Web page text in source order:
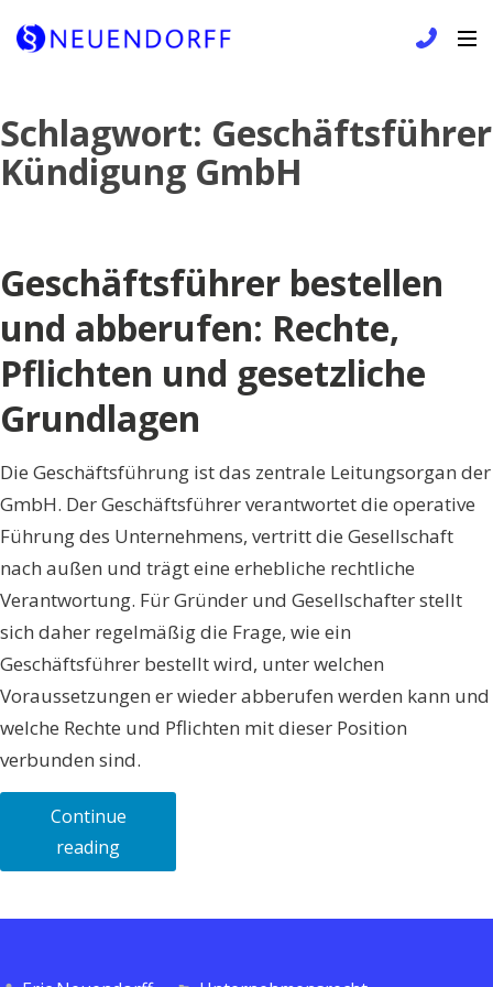
to
content
Schlagwort: Geschäftsführer
Kündigung GmbH
Geschäftsführer bestellen
und abberufen: Rechte,
Pflichten und gesetzliche
Grundlagen
Die Geschäftsführung ist das zentrale Leitungsorgan der
GmbH. Der Geschäftsführer verantwortet die operative
Führung des Unternehmens, vertritt die Gesellschaft
nach außen und trägt eine erhebliche rechtliche
Verantwortung. Für Gründer und Gesellschafter stellt
sich daher regelmäßig die Frage, wie ein
Geschäftsführer bestellt wird, unter welchen
Voraussetzungen er wieder abberufen werden kann und
welche Rechte und Pflichten mit dieser Position
verbunden sind.
Continue
reading„Geschäftsführer
bestellen